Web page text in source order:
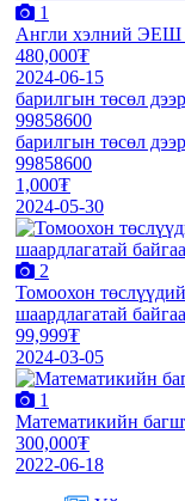
1
Англи хэлний ЭЕШ
480,000₮
2024-06-15
барилгын төсөл
99858600
барилгын төсөл
99858600
1,000₮
2024-05-30
2
Томоохон
шаардлагатай
99,999₮
2024-03-05
1
Математикийн
300,000₮
2022-06-18